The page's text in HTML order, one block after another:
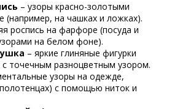
– узоры красно-золотыми
(например, на чашках и ложках).
роспись на фарфоре (посуда и
на белом фоне).
– яркие глиняные фигурки
точечным разноцветным узором.
узоры на одежде,
полотенцах) с помощью ниток и